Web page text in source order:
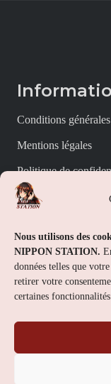
Nous utilisons des
NIPPON STATION.
données telles que
retirer votre
certaines
Conditions
Mentions légales
Politique de
Politique de cookies
Nippon
À propos
FAQs
Contact